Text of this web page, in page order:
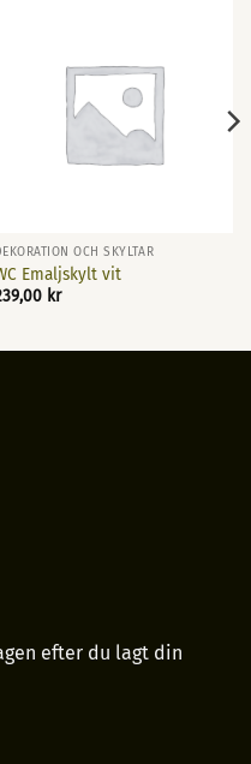
OCH SKYLTAR
Emaljskylt vit
kr
efter du lagt din